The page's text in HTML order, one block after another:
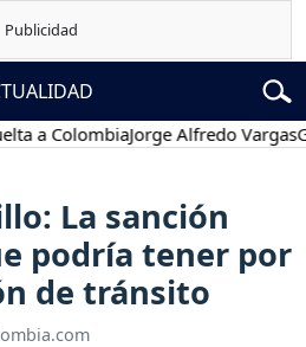
ColombiaJorge Alfredo Vargas
La sanción
podría tener por
de tránsito